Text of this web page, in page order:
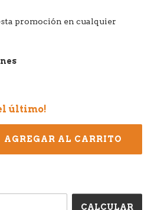
promoción en cualquier
último!
CALCULAR